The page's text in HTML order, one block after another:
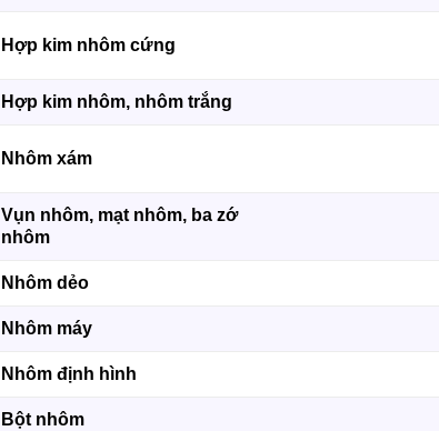
Hợp kim nhôm cứng
Hợp kim nhôm, nhôm trắng
Nhôm xám
Vụn nhôm, mạt nhôm, ba zớ
nhôm
Nhôm dẻo
Nhôm máy
Nhôm định hình
Bột nhôm